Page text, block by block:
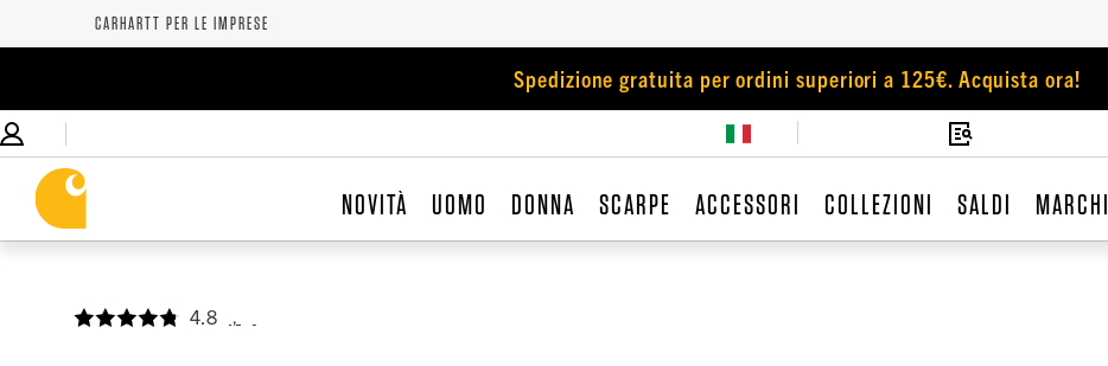
CARHARTT PER LE IMPRESE
Spedizione gratuita per ordini superiori a 125€. Acquista ora!
NOVITÀ UOMO DONNA SCARPE ACCESSORI COLLEZIONI SALDI MARCHI
4.8